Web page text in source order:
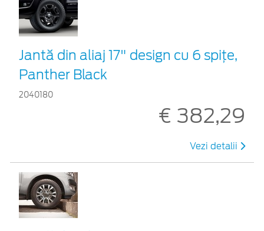
Jantă din aliaj 17" design cu 6 spițe,
Panther Black
2040180
€ 382,29
Vezi detalii